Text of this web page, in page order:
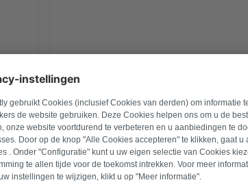
Siemens
Siemens Joint de porte